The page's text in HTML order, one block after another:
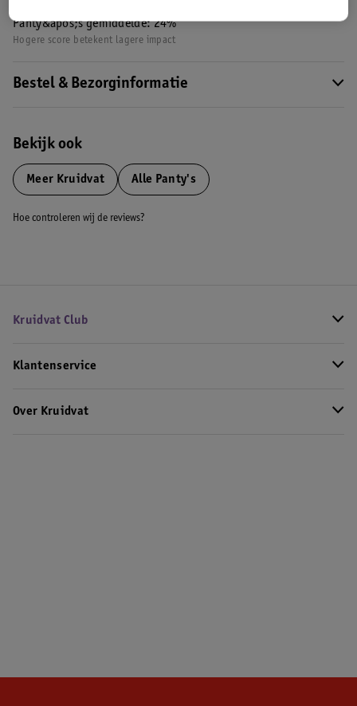
Panty&apos;s gemiddelde: 24%
Hogere score betekent lagere impact
Bestel & Bezorginformatie
Bekijk ook
Meer Kruidvat Alle Panty's
Hoe controleren wij de reviews?
Kruidvat Club
Klantenservice
Over Kruidvat